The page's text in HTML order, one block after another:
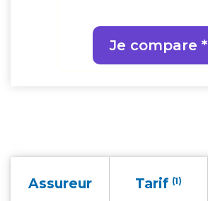
Je compare *
Assureur Tarif (1)